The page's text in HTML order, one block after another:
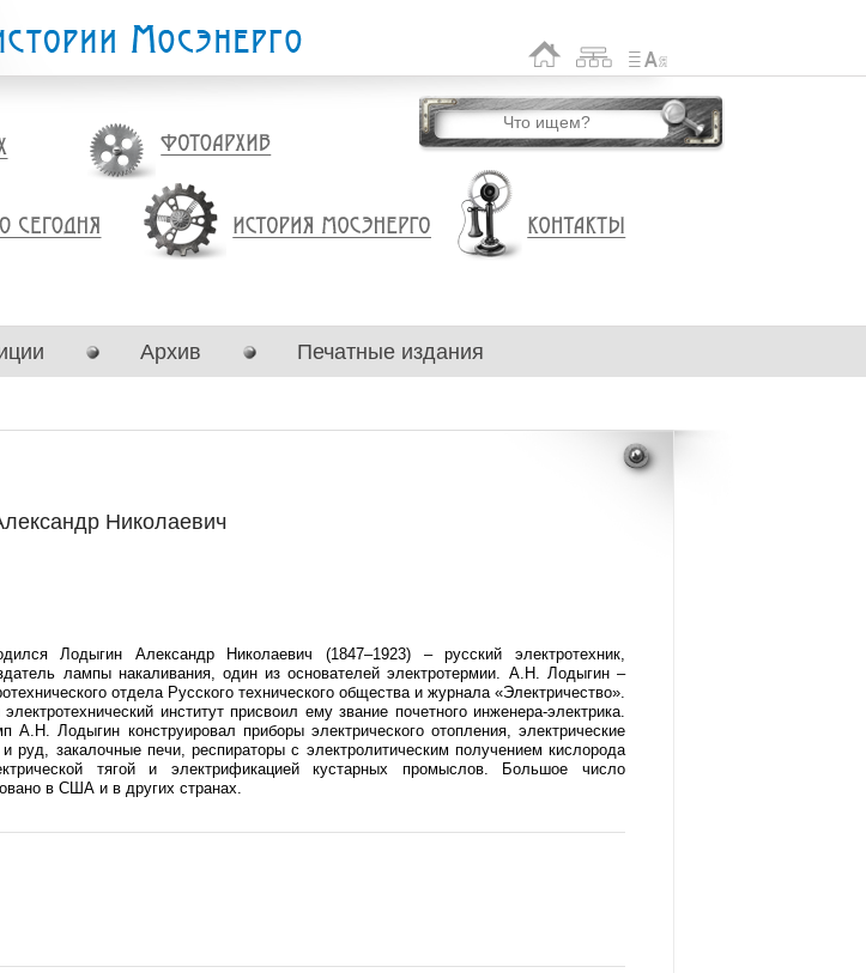
Архив Печатные издания
Николаевич
Лодыгин Александр Николаевич (1847–1923) – русский электротехник,
лампы накаливания, один из основателей электротермии. А.Н. Лодыгин –
отдела Русского технического общества и журнала «Электричество».
институт присвоил ему звание почетного инженера-электрика.
А.Н. Лодыгин конструировал приборы электрического отопления, электрические
руд, закалочные печи, респираторы с электролитическим получением кислорода
тягой и электрификацией кустарных промыслов. Большое число
в США и в других странах.